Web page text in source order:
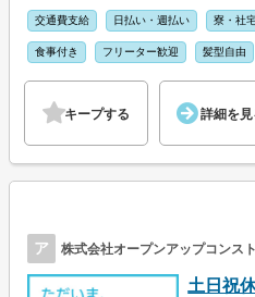
交通費支給 日払い・週払い 寮・社
食事付き フリーター歓迎 髪型自由
キープする 詳細を見
ア 株式会社オープンアップコンス
土日祝